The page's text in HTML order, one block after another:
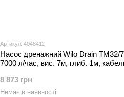
Артикул: 4048412
Насос дренажний Wilo Drain TM32/
7000 л/час, вис. 7м, глиб. 1м,
8 873 грн
Немає в наявності